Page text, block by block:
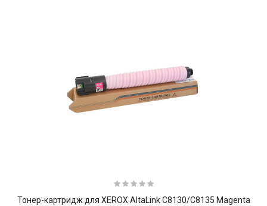
Тонер-картридж для XEROX AltaLink C8130/C8135 Magenta